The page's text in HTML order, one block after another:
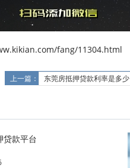
fang/11304.html
上一篇： 东莞房抵押贷款利率是多少
贷款平台